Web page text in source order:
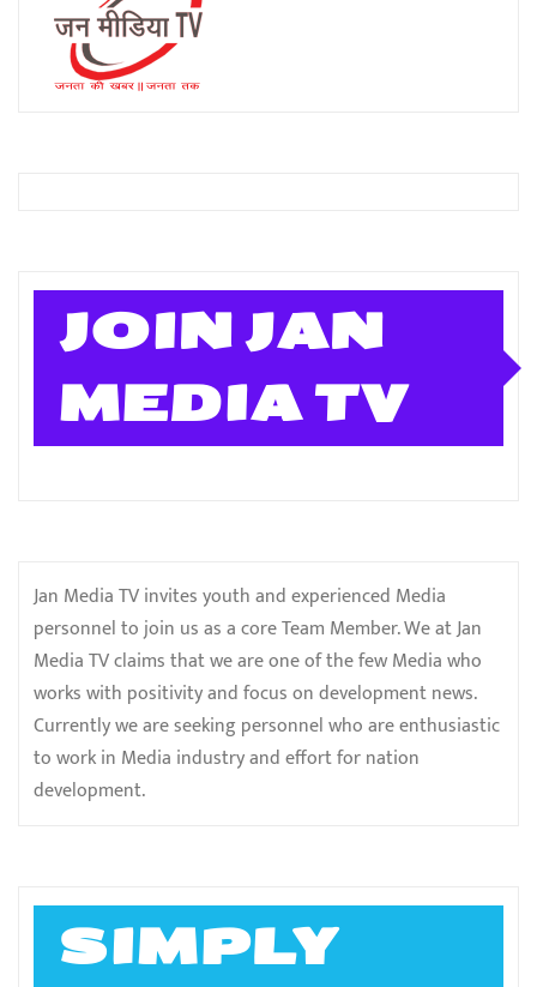
JOIN JAN
MEDIA TV
Jan Media TV invites youth and experienced Media
personnel to join us as a core Team Member. We at Jan
Media TV claims that we are one of the few Media who
works with positivity and focus on development news.
Currently we are seeking personnel who are enthusiastic
to work in Media industry and effort for nation
development.
SIMPLY